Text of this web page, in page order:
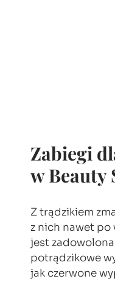
Zabiegi
w Beauty
Z trądzikiem
z nich nawet po
jest
potrądzikowe
jak czerwone